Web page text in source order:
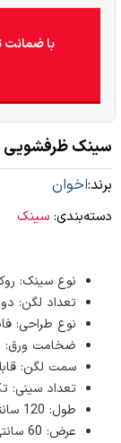
با ضمانت
سینک ظرفشویی
برند:اخوان
دسته‌بندی: سینک
نوع سینک:
تعداد لگن: دو
نوع طراحی:
ضخامت ورق: 0.8 میلی‌متر
سمت لگن:
تعداد سینی:
طول: 120 سانتی‌متر
عرض: 60 سانتی‌متر